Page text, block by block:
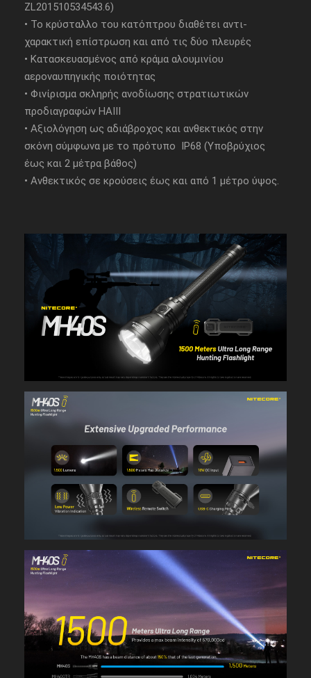
ZL201510534543.6)
• Το κρύσταλλο του κατόπτρου διαθέτει αντι-
χαρακτική επίστρωση και από τις δύο πλευρές
• Κατασκευασμένος από κράμα αλουμινίου
αεροναυπηγικής ποιότητας
• Φινίρισμα σκληρής ανοδίωσης στρατιωτικών
προδιαγραφών HAIII
• Αξιολόγηση ως αδιάβροχος και ανθεκτικός στην
σκόνη σύμφωνα με το πρότυπο IP68 (Υποβρύχιος
έως και 2 μέτρα βάθος)
• Ανθεκτικός σε κρούσεις έως και από 1 μέτρο ύψος.